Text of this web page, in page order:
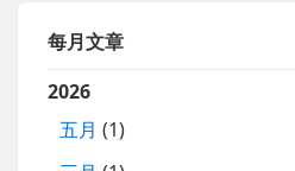
每月文章
2026
五月 (1)